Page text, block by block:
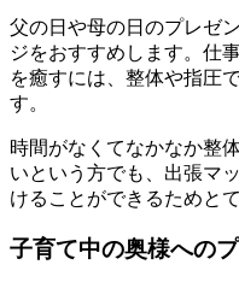
父の日や母の日のプレゼ
ジをおすすめします。仕
を癒すには、整体や指圧
す。
時間がなくてなかなか整
いという方でも、出張マ
けることができるためと
子育て中の奥様への